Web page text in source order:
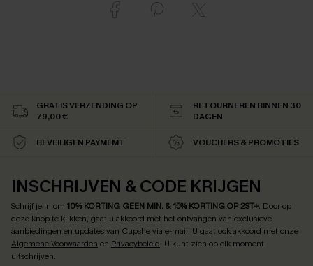
GRATIS VERZENDING OP
79,00 €
RETOURNEREN BINNEN 30
DAGEN
BEVEILIGEN PAYMEMT VOUCHERS & PROMOTIES
INSCHRIJVEN & CODE KRIJGEN
Schrijf je in om 10% KORTING GEEN MIN. & 15% KORTING OP 2ST+. Door op
deze knop te klikken, gaat u akkoord met het ontvangen van exclusieve
aanbiedingen en updates van Cupshe via e-mail. U gaat ook akkoord met onze
Algemene Voorwaarden en Privacybeleid. U kunt zich op elk moment
uitschrijven.